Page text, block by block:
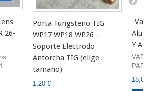
26-
Porta Tungsteno TIG
WP17 WP18 WP26 –
Soporte Electrodo
Antorcha TIG (elige
tamaño)
1,20 €
-
Y
18,00